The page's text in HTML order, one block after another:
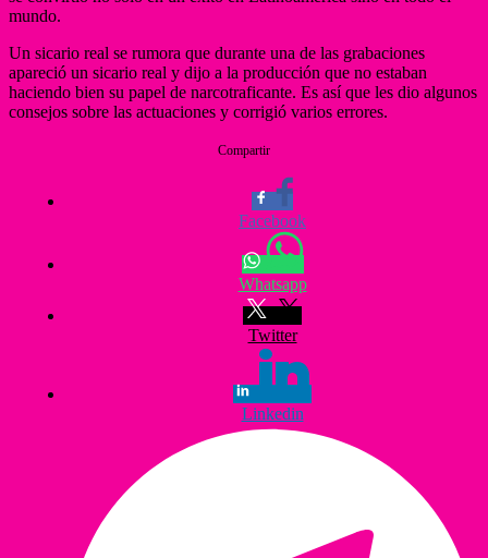
mundo.
Un sicario real se rumora que durante una de las grabaciones
apareció un sicario real y dijo a la producción que no estaban
haciendo bien su papel de narcotraficante. Es así que les dio algunos
consejos sobre las actuaciones y corrigió varios errores.
Compartir
Facebook
Whatsapp
Twitter
Linkedin